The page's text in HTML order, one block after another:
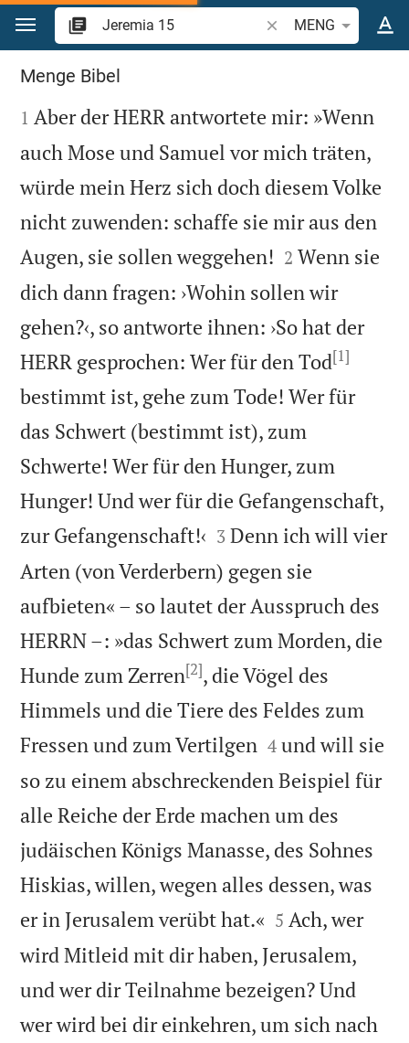
Zum Inhalt springen
Bibelstelle oder
MENG
Jeremia 15
Menge Bibel

1 Aber der HERR antwortete mir: »Wenn
auch Mose und Samuel vor mich träten,
würde mein Herz sich doch diesem Volke
nicht zuwenden: schaffe sie mir aus den
Augen, sie sollen weggehen! 

2 Wenn sie
dich dann fragen: ›Wohin sollen wir
gehen?‹, so antworte ihnen: ›So hat der
HERR gesprochen: Wer für den Tod[1]
bestimmt ist, gehe zum Tode! Wer für
das Schwert (bestimmt ist), zum
Schwerte! Wer für den Hunger, zum
Hunger! Und wer für die Gefangenschaft,
zur Gefangenschaft!‹ 

3 Denn ich will vier
Arten (von Verderbern) gegen sie
aufbieten« – so lautet der Ausspruch des
HERRN –: »das Schwert zum Morden, die
Hunde zum Zerren[2], die Vögel des
Himmels und die Tiere des Feldes zum
Fressen und zum Vertilgen 

4 und will sie
so zu einem abschreckenden Beispiel für
alle Reiche der Erde machen um des
judäischen Königs Manasse, des Sohnes
Hiskias, willen, wegen alles dessen, was
er in Jerusalem verübt hat.« 

5 Ach, wer
wird Mitleid mit dir haben, Jerusalem,
und wer dir Teilnahme bezeigen? Und
wer wird bei dir einkehren, um sich nach